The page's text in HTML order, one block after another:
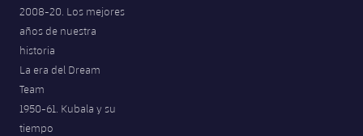
2008-20. Los mejores
años de nuestra
historia
La era del Dream
Team
1950-61. Kubala y su
tiempo